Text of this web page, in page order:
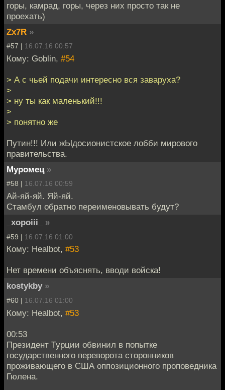
горы, камрад, горы, через них просто так не
проехать)
Zx7R »
#57 | 16.07.16 00:57
Кому: Goblin, #54
> А с чьей подачи интересно вся заваруха?
>
> ну ты как маленький!!!
>
> понятно же
Путин!!! Или жЫдосионистское лобби мирового
правительства.
Муромец »
#58 | 16.07.16 00:59
Ай-яй-яй. Яй-яй.
Стамбул обратно переименовывать будут?
_xopoiii_
»
#59 | 16.07.16 01:00
Кому: Healbot, #53
Нет времени объяснять, вводи войска!
kostykby »
#60 | 16.07.16 01:00
Кому: Healbot, #53
00:53
Президент Турции обвинил в попытке
государственного переворота сторонников
проживающего в США оппозиционного проповедника
Гюлена.